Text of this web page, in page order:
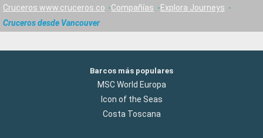
Cruceros www.cruceros.co Compañías
Explora Journeys
Cruceros desde Vancouver
Barcos más populares
MSC World Europa
Icon of the Seas
Costa Toscana